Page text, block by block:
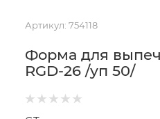
Артикул: 754118
Форма для
RGD-26 /уп 50/